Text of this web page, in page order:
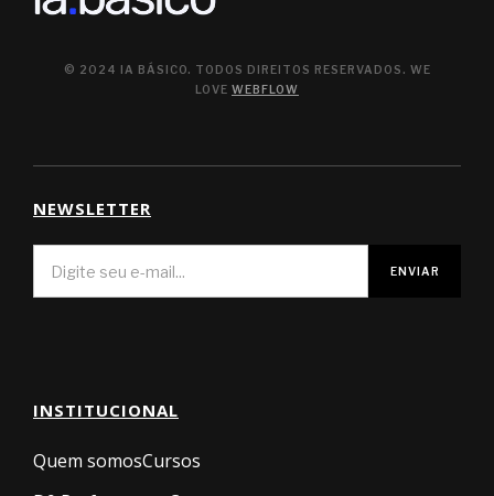
© 2024 IA BÁSICO. TODOS DIREITOS RESERVADOS. WE
LOVE WEBFLOW
NEWSLETTER
INSTITUCIONAL
Quem somosCursos